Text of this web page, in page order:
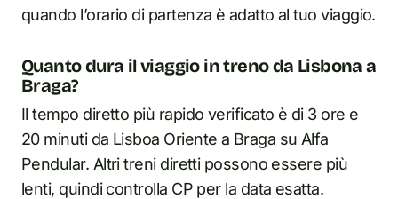
quando l’orario di partenza è adatto al tuo viaggio.
Quanto dura il viaggio in treno da Lisbona a
Braga?
Il tempo diretto più rapido verificato è di 3 ore e
20 minuti da Lisboa Oriente a Braga su Alfa
Pendular. Altri treni diretti possono essere più
lenti, quindi controlla CP per la data esatta.